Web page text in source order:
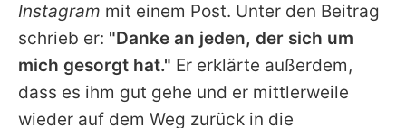
Instagram mit einem Post. Unter den Beitrag
schrieb er: "Danke an jeden, der sich um
mich gesorgt hat." Er erklärte außerdem,
dass es ihm gut gehe und er mittlerweile
wieder auf dem Weg zurück in die